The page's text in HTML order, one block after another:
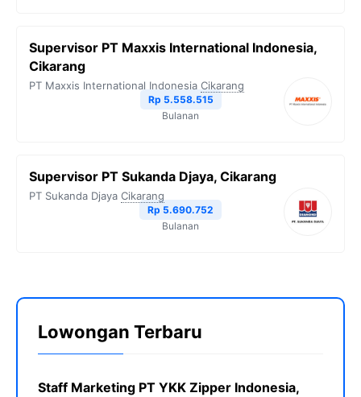
Supervisor PT Maxxis International Indonesia,
Cikarang
PT Maxxis International Indonesia Cikarang
Rp 5.558.515
Bulanan
Supervisor PT Sukanda Djaya, Cikarang
PT Sukanda Djaya Cikarang
Rp 5.690.752
Bulanan
Lowongan Terbaru
Staff Marketing PT YKK Zipper Indonesia,